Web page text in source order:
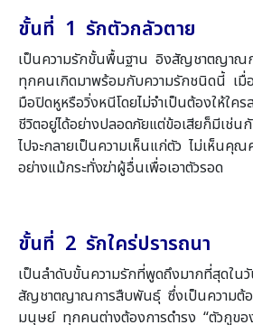
ขั้นที่ 1 รักตัวกลัวตาย
เป็นความรักขั้นพื้นฐาน อิงสัญชาตญาณ
ทุกคนเกิดมาพร้อมกับความรักชนิดนี้ เมื่อ
มือปิดหูหรือวิ่งหนีโดยไม่จำเป็นต้องให้ใค
ชีวิตอยู่ได้อย่างปลอดภัยแต่ข้อเสียก็มีเช่น
ไปจะกลายเป็นความเห็นแก่ตัว ไม่เห็นคุ
อย่างแม้กระทั่งฆ่าผู้อื่นเพื่อเอาตัวรอด
ขั้นที่ 2 รักใคร่ปรารถนา
เป็นลำดับขั้นความรักที่พูดถึงมากที่สุดใน
สัญชาตญาณการสืบพันธุ์ ซึ่งเป็นความต้อ
มนุษย์ ทุกคนต่างต้องการดำรง “ตัวกูขอ